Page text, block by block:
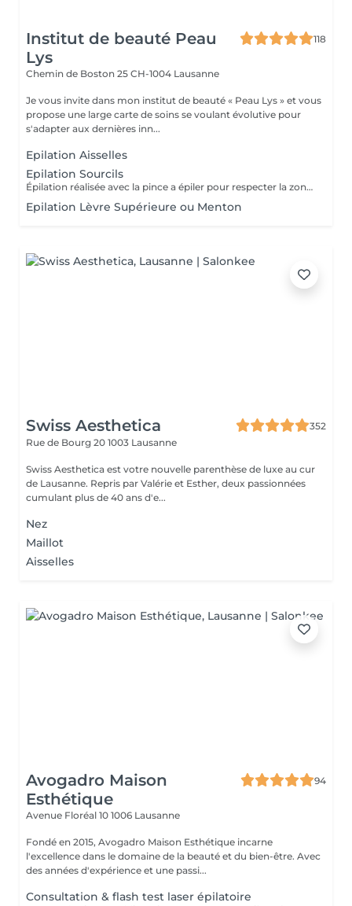
Institut de beauté Peau
Lys
118
Chemin de Boston 25 CH-1004 Lausanne
Je vous invite dans mon institut de beauté « Peau Lys » et vous
propose une large carte de soins se voulant évolutive pour
s'adapter aux dernières inn...
Epilation Aisselles
Epilation Sourcils
Épilation réalisée avec la pince a épiler pour respecter la zone très fragile du contour de l'il.
Epilation Lèvre Supérieure ou Menton
Swiss Aesthetica
352
Rue de Bourg 20 1003 Lausanne
Swiss Aesthetica est votre nouvelle parenthèse de luxe au cur
de Lausanne. Repris par Valérie et Esther, deux passionnées
cumulant plus de 40 ans d'e...
Nez
Maillot
Aisselles
Avogadro Maison
Esthétique
94
Avenue Floréal 10 1006 Lausanne
Fondé en 2015, Avogadro Maison Esthétique incarne
l'excellence dans le domaine de la beauté et du bien-être. Avec
des années d'expérience et une passi...
Consultation & flash test laser épilatoire